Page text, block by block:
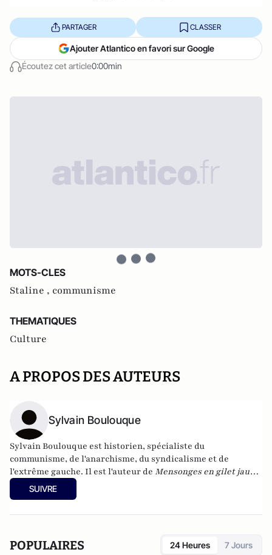
Écoutez cet article0:00min
PARTAGER CLASSER
Ajouter Atlantico en favori sur Google
MOTS-CLES
Staline , communisme
THEMATIQUES
Culture
A PROPOS DES AUTEURS
Sylvain Boulouque
Sylvain Boulouque est historien, spécialiste du
communisme, de l'anarchisme, du syndicalisme et de
l'extrême gauche. Il est l'auteur de Mensonges en gilet jaune
: Quand les réseaux sociaux et les bobards d'État font
l'histoire(Serge Safran éditeur) ou bien encore de
SUIVRE
POPULAIRES 24 Heures 7 Jours